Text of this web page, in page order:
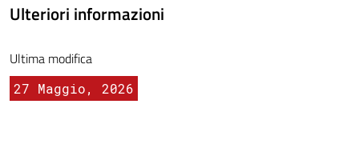
Ulteriori informazioni
Ultima modifica
27 Maggio, 2026